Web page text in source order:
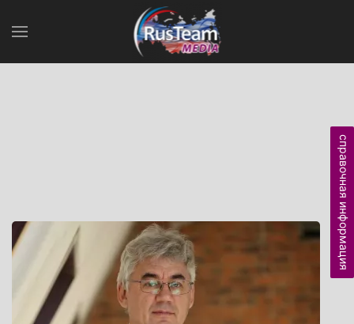
справочная информация